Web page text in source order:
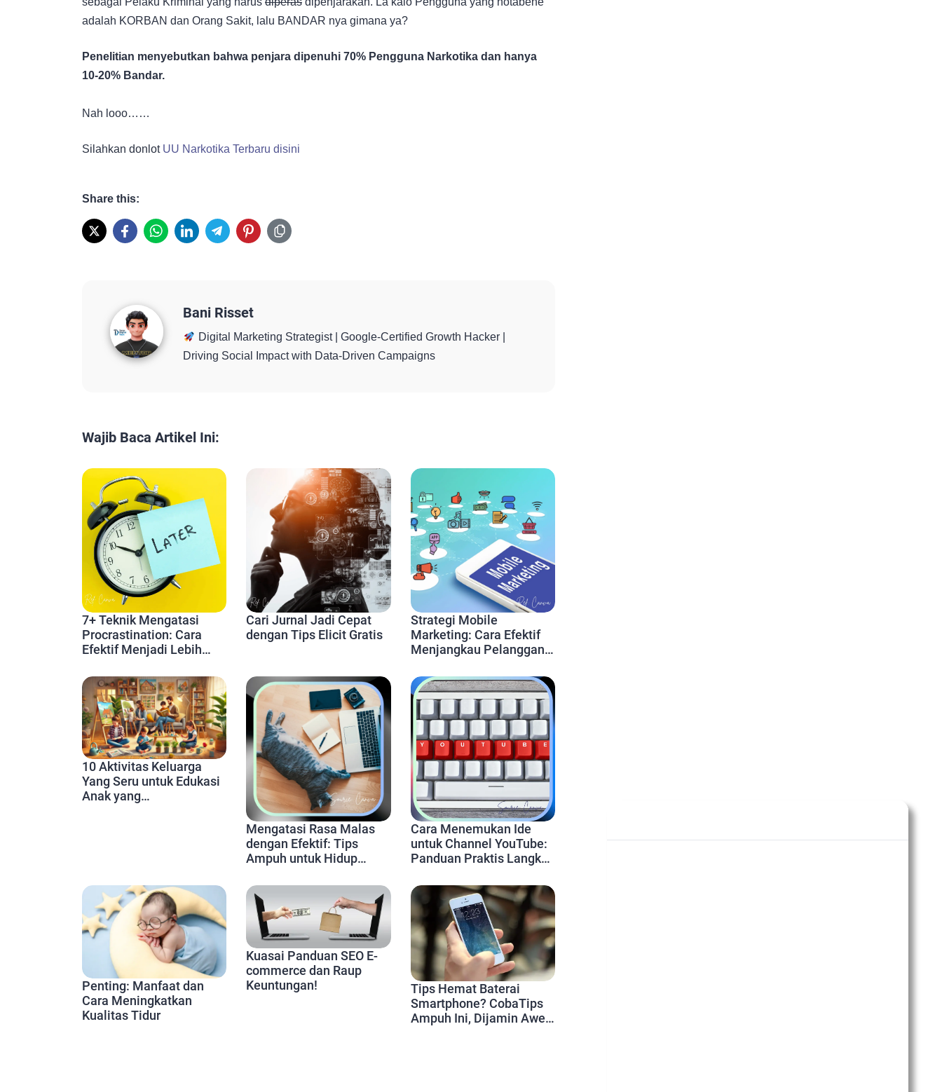
adalah KORBAN dan Orang Sakit, lalu BANDAR nya gimana ya?
Penelitian menyebutkan bahwa penjara dipenuhi 70% Pengguna Narkotika dan hanya
10-20% Bandar.
Nah looo……
Silahkan donlot UU Narkotika Terbaru disini
Share this:
Bani Risset
Digital Marketing Strategist | Google-Certified Growth Hacker |
Driving Social Impact with Data-Driven Campaigns
Wajib Baca Artikel Ini:
7+ Teknik Mengatasi
Procrastination: Cara
Efektif Menjadi Lebih
Cari Jurnal Jadi Cepat
dengan Tips Elicit Gratis
Strategi Mobile
Marketing: Cara Efektif
Menjangkau Pelanggan
10 Aktivitas Keluarga
Yang Seru untuk Edukasi
Anak yang
Mengatasi Rasa Malas
dengan Efektif: Tips
Ampuh untuk Hidup
Cara Menemukan Ide
untuk Channel YouTube:
Panduan Praktis Langkah
Penting: Manfaat dan
Cara Meningkatkan
Kualitas Tidur
Kuasai Panduan SEO E-
commerce dan Raup
Keuntungan!
Tips Hemat Baterai
Smartphone? CobaTips
Ampuh Ini, Dijamin Awet